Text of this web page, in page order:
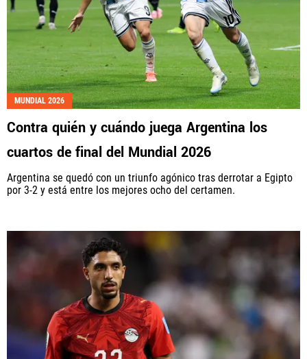
MUNDIAL 2026
Contra quién y cuándo juega Argentina los
cuartos de final del Mundial 2026
Argentina se quedó con un triunfo agónico tras derrotar a Egipto
por 3-2 y está entre los mejores ocho del certamen.